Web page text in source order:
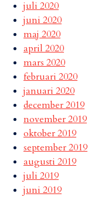
juli 2020
juni 2020
maj 2020
april 2020
mars 2020
februari 2020
januari 2020
december 2019
november 2019
oktober 2019
september 2019
augusti 2019
juli 2019
juni 2019